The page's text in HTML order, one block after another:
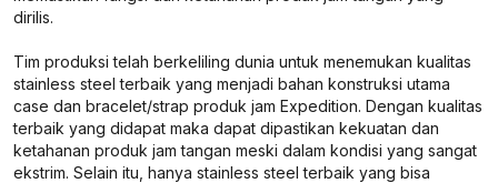
dirilis.
Tim produksi telah berkeliling dunia untuk menemukan kualitas
stainless steel terbaik yang menjadi bahan konstruksi utama
case dan bracelet/strap produk jam Expedition. Dengan kualitas
terbaik yang didapat maka dapat dipastikan kekuatan dan
ketahanan produk jam tangan meski dalam kondisi yang sangat
ekstrim. Selain itu, hanya stainless steel terbaik yang bisa